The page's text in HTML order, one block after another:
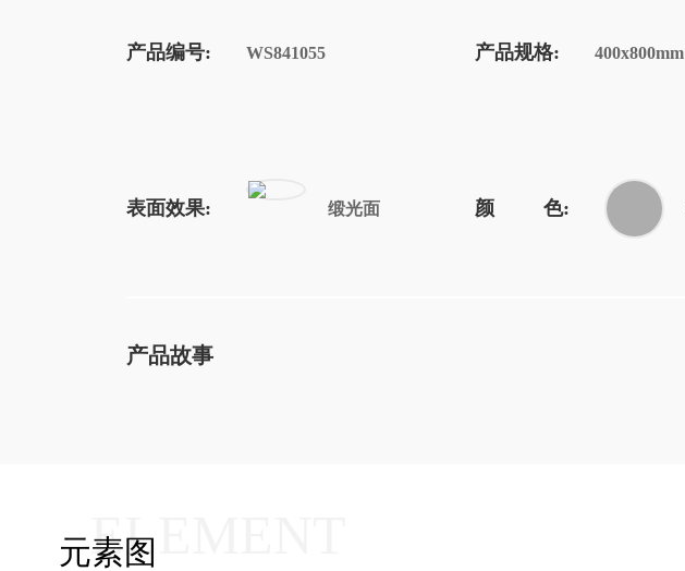
产品编号: WS841055 产品规格: 400x800mm
表面效果: 缎光面 颜 色:
产品故事
元素图
ELEMENT